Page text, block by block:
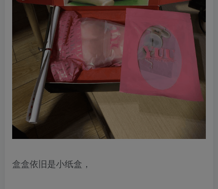
盒盒依旧是小纸盒，